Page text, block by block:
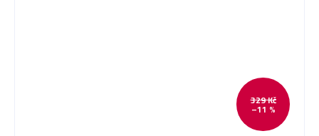
329 Kč
–11 %